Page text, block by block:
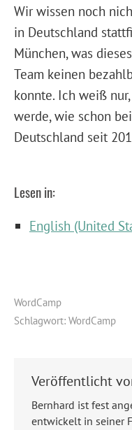
Wir wissen noch
in Deutschland
München, was
Team keinen
konnte. Ich weiß
werde, wie schon
Deutschland seit
Lesen in:
English (United
WordCamp
Schlagwort: WordCamp
Veröffentlicht
Bernhard ist fest
entwickelt in seiner